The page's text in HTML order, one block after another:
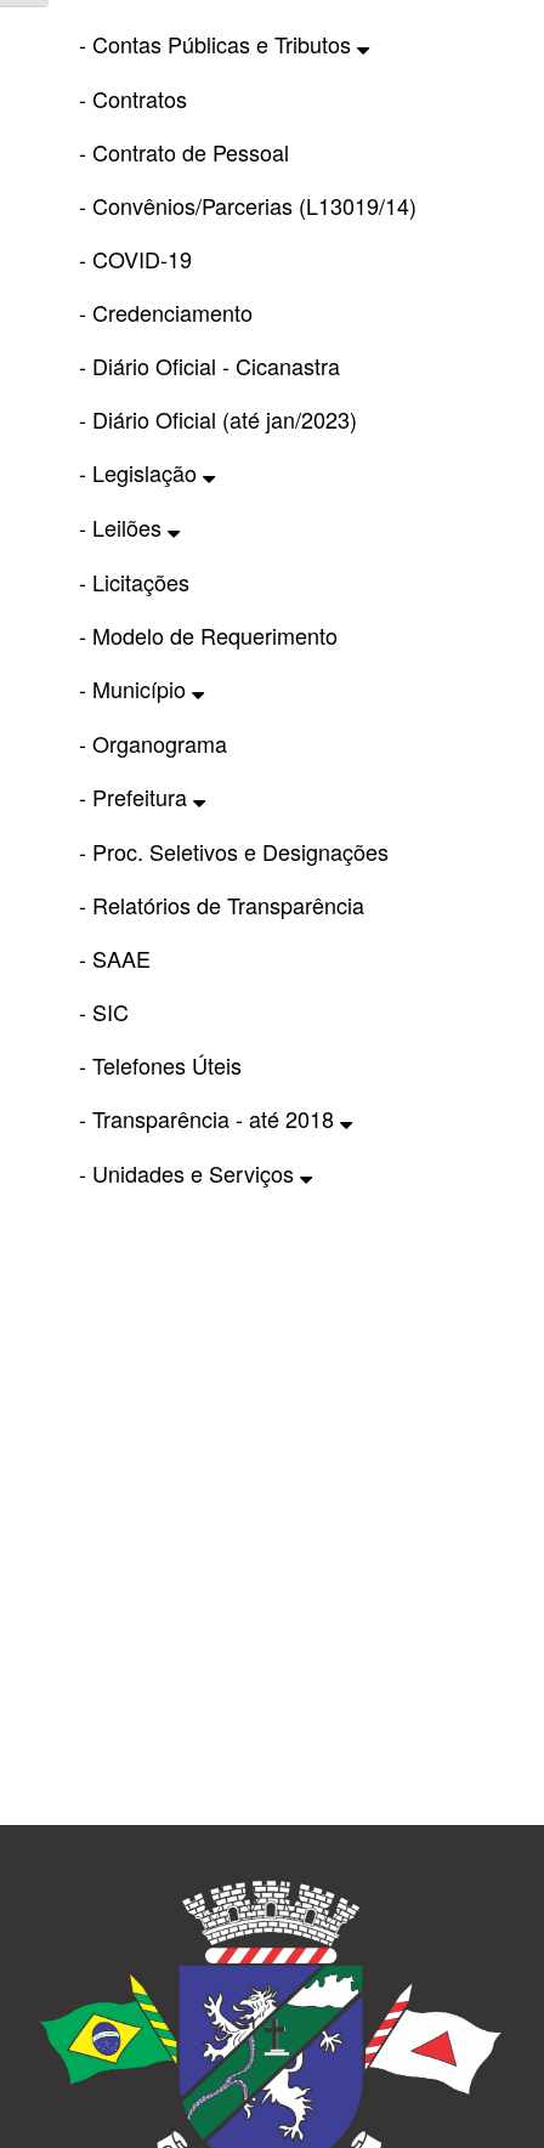
- Contas Públicas e Tributos
- Contratos
- Contrato de Pessoal
- Convênios/Parcerias (L13019/14)
- COVID-19
- Credenciamento
- Diário Oficial - Cicanastra
- Diário Oficial (até jan/2023)
- Legislação
- Leilões
- Licitações
- Modelo de Requerimento
- Município
- Organograma
- Prefeitura
- Proc. Seletivos e Designações
- Relatórios de Transparência
- SAAE
- SIC
- Telefones Úteis
- Transparência - até 2018
- Unidades e Serviços